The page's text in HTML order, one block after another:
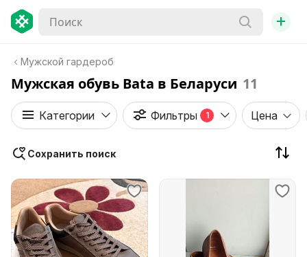
+
Мужской гардероб
Мужская обувь Bata в Беларуси 11
Категории Фильтры 1 Цена
Сохранить поиск